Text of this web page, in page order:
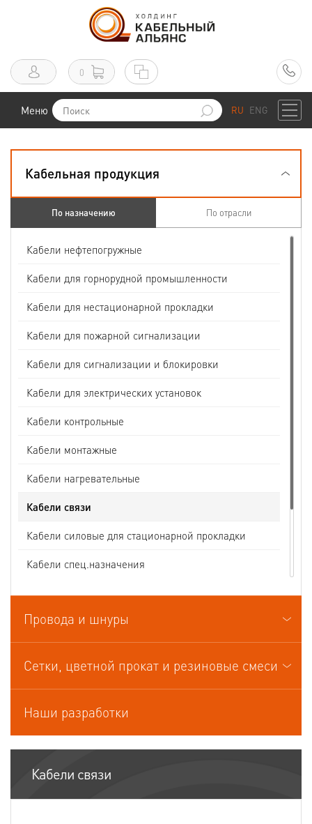
0
Меню RU ENG
Кабельная продукция
По назначению По отрасли
Кабели нефтепогружные
Кабели для горнорудной промышленности
Кабели для нестационарной прокладки
Кабели для пожарной сигнализации
Кабели для сигнализации и блокировки
Кабели для электрических установок
Кабели контрольные
Кабели монтажные
Кабели нагревательные
Кабели связи
Кабели силовые для стационарной прокладки
Кабели спец.назначения
Кабели судовые
Кабели термоэлектродные
Провода и шнуры
Сетки, цветной прокат и резиновые смеси
Наши разработки
Кабели связи